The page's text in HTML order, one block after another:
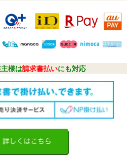
様は請求書払いにも対応